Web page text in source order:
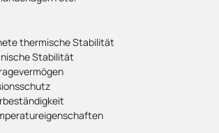
thermische Stabilität
Stabilität